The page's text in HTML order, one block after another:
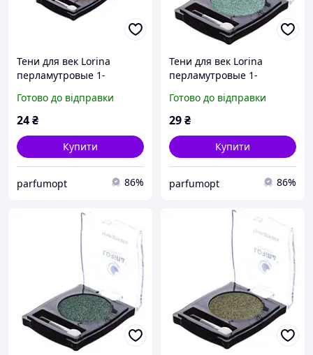
Тени для век Lorina
перламутровые 1-
Готово до відправки
24₴
Купити
parfumopt 86%
Тени для век Lorina
перламутровые 1-
Готово до відправки
29₴
Купити
parfumopt 86%